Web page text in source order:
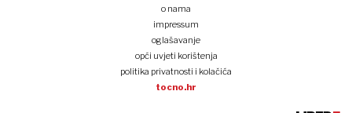
o nama
impressum
oglašavanje
opći uvjeti korištenja
politika privatnosti i kolačića
tocno.hr